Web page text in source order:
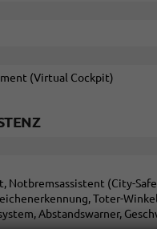
(Virtual Cockpit)
Notbremsassistent (City-
Toter-
Abstandswarner,